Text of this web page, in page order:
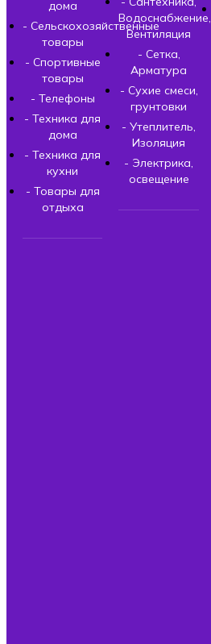
дома
- Сельскохозяйственные
товары
- Спортивные
товары
- Телефоны
- Техника для
дома
- Техника для
кухни
- Товары для
отдыха
Водоснабжение,
Вентиляция
- Сетка,
Арматура
- Сухие смеси,
грунтовки
- Утеплитель,
Изоляция
- Электрика,
освещение